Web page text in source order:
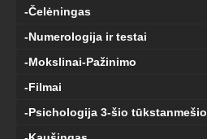
-Čelėningas
-Numerologija ir testai
-Mokslinai-Pažinimo
-Filmai
-Psichologija 3-šio tūkstanmešio